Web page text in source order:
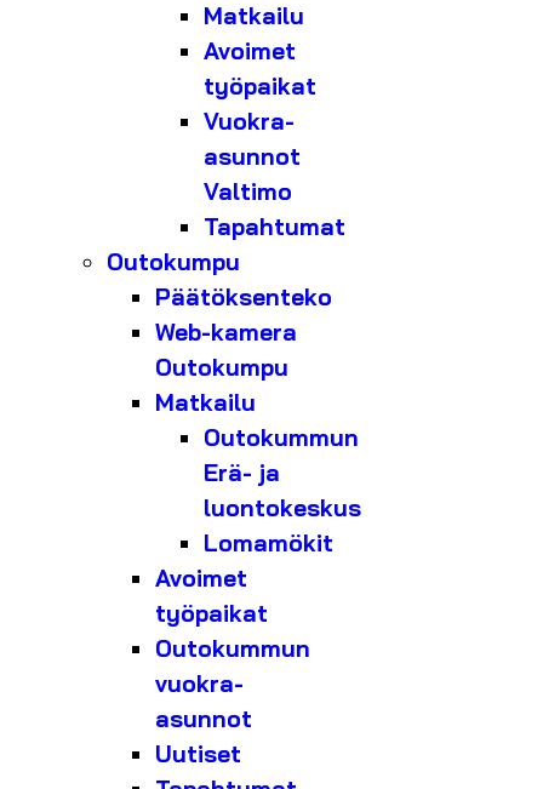
Matkailu
Avoimet
työpaikat
Vuokra-
asunnot
Valtimo
Tapahtumat
Outokumpu
Päätöksenteko
Web-kamera
Outokumpu
Matkailu
Outokummun
Erä- ja
luontokeskus
Lomamökit
Avoimet
työpaikat
Outokummun
vuokra-
asunnot
Uutiset